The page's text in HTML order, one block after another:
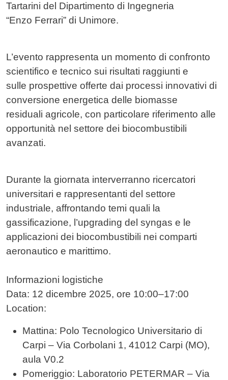
Tartarini del Dipartimento di Ingegneria
“Enzo Ferrari” di Unimore.
L’evento rappresenta un momento di confronto
scientifico e tecnico sui risultati raggiunti e
sulle prospettive offerte dai processi innovativi di
conversione energetica delle biomasse
residuali agricole, con particolare riferimento alle
opportunità nel settore dei biocombustibili
avanzati.
Durante la giornata interverranno ricercatori
universitari e rappresentanti del settore
industriale, affrontando temi quali la
gassificazione, l’upgrading del syngas e le
applicazioni dei biocombustibili nei comparti
aeronautico e marittimo.
Informazioni logistiche
Data: 12 dicembre 2025, ore 10:00–17:00
Location:
Mattina: Polo Tecnologico Universitario di
Carpi – Via Corbolani 1, 41012 Carpi (MO),
aula V0.2
Pomeriggio: Laboratorio PETERMAR – Via